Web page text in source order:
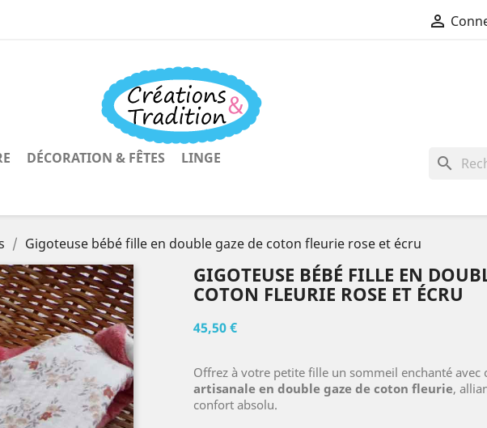

DÉCORATION & FÊTES LINGE search
Gigoteuse bébé fille en double gaze de coton fleurie rose et écru
GIGOTEUSE BÉBÉ FILLE EN
COTON FLEURIE ROSE ET ÉCRU
45,50 €
Offrez à votre petite fille un sommeil enchanté avec
artisanale en double gaze de coton fleurie,
confort absolu.